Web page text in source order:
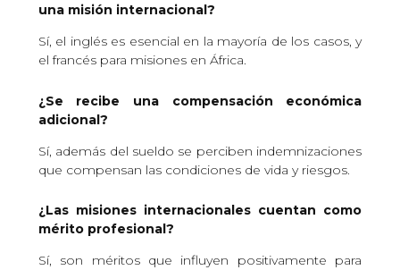
una misión internacional?
Sí, el inglés es esencial en la mayoría de los casos, y
el francés para misiones en África.
¿Se recibe una compensación económica
adicional?
Sí, además del sueldo se perciben indemnizaciones
que compensan las condiciones de vida y riesgos.
¿Las misiones internacionales cuentan como
mérito profesional?
Sí, son méritos que influyen positivamente para